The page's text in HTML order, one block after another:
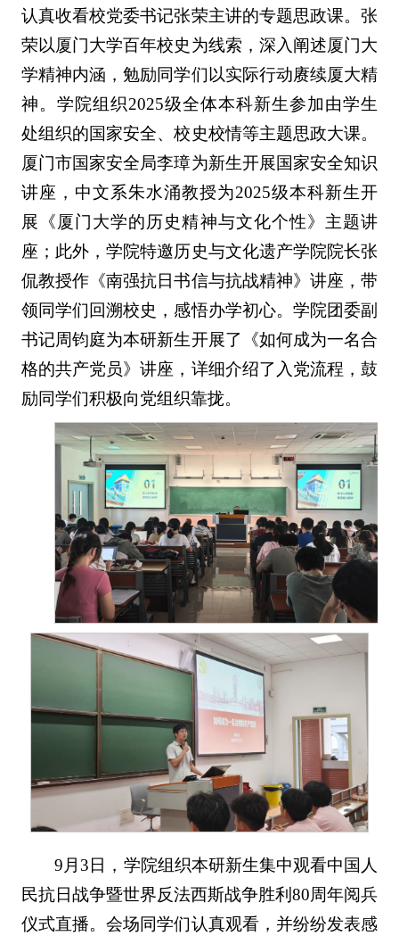
认真收看校党委书记张荣主讲的专题思政课。张
荣以厦门大学百年校史为线索，深入阐述厦门大
学精神内涵，勉励同学们以实际行动赓续厦大精
神。学院组织2025级全体本科新生参加由学生
处组织的国家安全、校史校情等主题思政大课。
厦门市国家安全局李璋为新生开展国家安全知识
讲座，中文系朱水涌教授为2025级本科新生开
展《厦门大学的历史精神与文化个性》主题讲
座；此外，学院特邀历史与文化遗产学院院长张
侃教授作《南强抗日书信与抗战精神》讲座，带
领同学们回溯校史，感悟办学初心。学院团委副
书记周钧庭为本研新生开展了《如何成为一名合
格的共产党员》讲座，详细介绍了入党流程，鼓
励同学们积极向党组织靠拢。
9月3日，学院组织本研新生集中观看中国人
民抗日战争暨世界反法西斯战争胜利80周年阅兵
仪式直播。会场同学们认真观看，并纷纷发表感